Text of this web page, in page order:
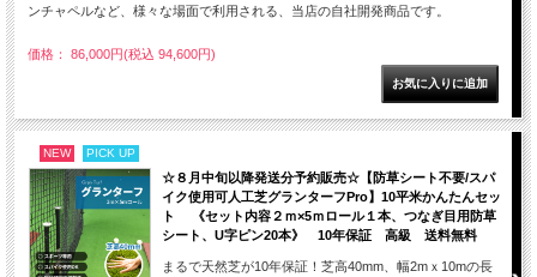
ンチャペルなど、様々な場面で利用される、当店の自社開発商品です。
価格： 86,000円(税込 94,600円)
NEW PICK UP
☆８月中旬以降発送分予約販売☆【防草シート不要/スパ
イク使用可人工芝グランターフPro】10平米かんたんセッ
ト 《セット内容２ｍ×5ｍロール１本、つなぎ目用防草
シート、U字ピン20本》 10年保証 高級 送料無料
まるで天然芝が10年保証！芝高40mm、幅2mｘ10mの長